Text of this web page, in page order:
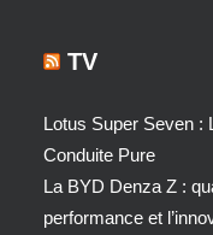
TV
Lotus Super Seven :
Conduite Pure
La BYD Denza Z :
performance et